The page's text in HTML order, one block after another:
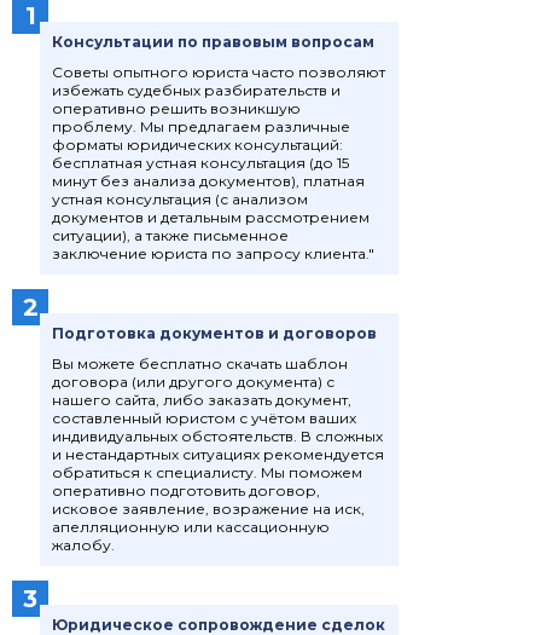
обеспечения
судопроизводства по
административным делам
+7 (495) 416-62-30 архив суда
Часы работы суда
Понедельник - четверг с 9:00
до 18:00
Пятница с 9:00 до 16:45
Суббота, воскресенье –
выходной
Юристы обеспечивают сопровождение:
гражданских, уголовных,
семейных и жилищных дел;
готовят процессуальные
документы и правовые
получают судебные акты;
1
Консультации по правовым вопросам
Советы опытного юриста часто позволяют
избежать судебных разбирательств и
оперативно решить возникшую
проблему. Мы предлагаем различные
форматы юридических консультаций:
бесплатная устная консультация (до 15
минут без анализа документов), платная
устная консультация (с анализом
документов и детальным рассмотрением
ситуации), а также письменное
заключение юриста по запросу клиента."
2
Подготовка документов и договоров
Вы можете бесплатно скачать шаблон
договора (или другого документа) с
нашего сайта, либо заказать документ,
составленный юристом с учётом ваших
индивидуальных обстоятельств. В сложных
и нестандартных ситуациях рекомендуется
обратиться к специалисту. Мы поможем
оперативно подготовить договор,
исковое заявление, возражение на иск,
апелляционную или кассационную
жалобу.
3
Юридическое сопровождение сделок